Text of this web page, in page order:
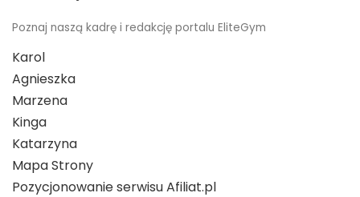
Poznaj naszą kadrę i redakcję portalu EliteGym
Karol
Agnieszka
Marzena
Kinga
Katarzyna
Mapa Strony
Pozycjonowanie serwisu Afiliat.pl